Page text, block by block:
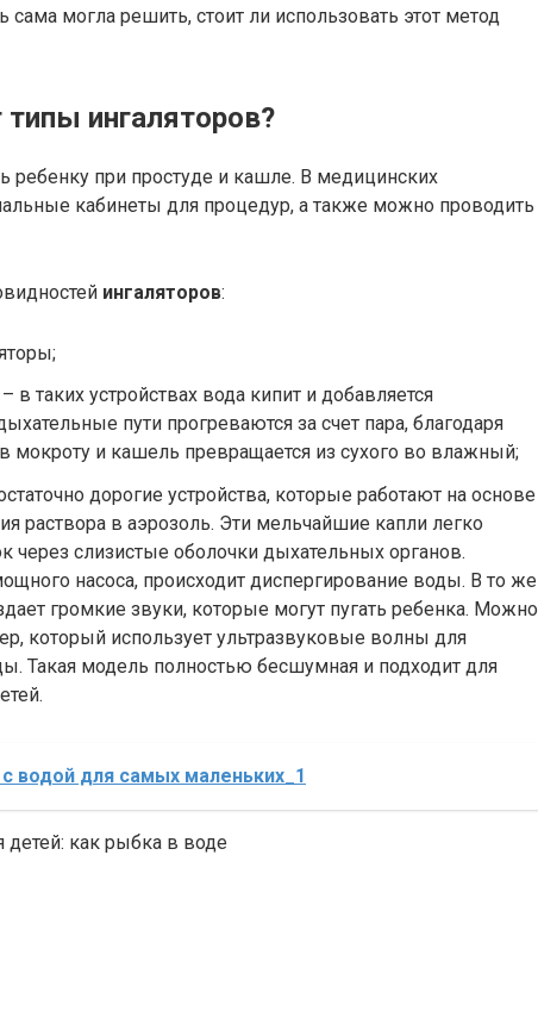
могла решить, стоит ли использовать этот метод
ингаляторов?
при простуде и кашле. В медицинских
кабинеты для процедур, а также можно проводить
ингаляторов:
в таких устройствах вода кипит и добавляется
пути прогреваются за счет пара, благодаря
мокроту и кашель превращается из сухого во влажный;
дорогие устройства, которые работают на основе
раствора в аэрозоль. Эти мельчайшие капли легко
через слизистые оболочки дыхательных органов.
насоса, происходит диспергирование воды. В то же
громкие звуки, которые могут пугать ребенка. Можно
который использует ультразвуковые волны для
Такая модель полностью бесшумная и подходит для
водой для самых маленьких_1
детей: как рыбка в воде